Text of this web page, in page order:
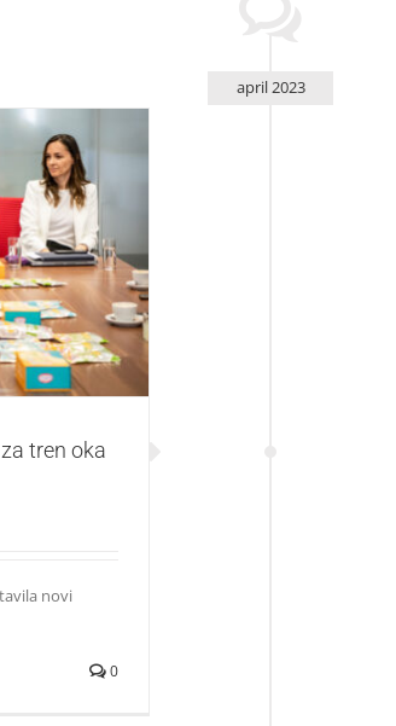
april 2023
do ukusnog
tren oka
novi
0